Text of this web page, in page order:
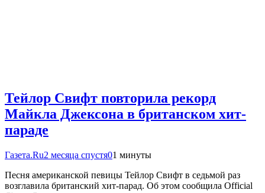
Тейлор Свифт повторила рекорд
Майкла Джексона в британском хит-
параде
Газета.Ru2 месяца спустя01 минуты
Песня американской певицы Тейлор Свифт в седьмой раз
возглавила британский хит-парад. Об этом сообщила Official